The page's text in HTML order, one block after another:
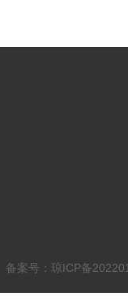
备案号：琼ICP备